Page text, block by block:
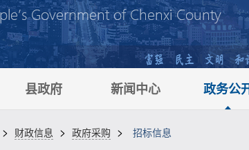
县政府 新闻中心 政务公
> 财政信息 > 政府采购 > 招标信息